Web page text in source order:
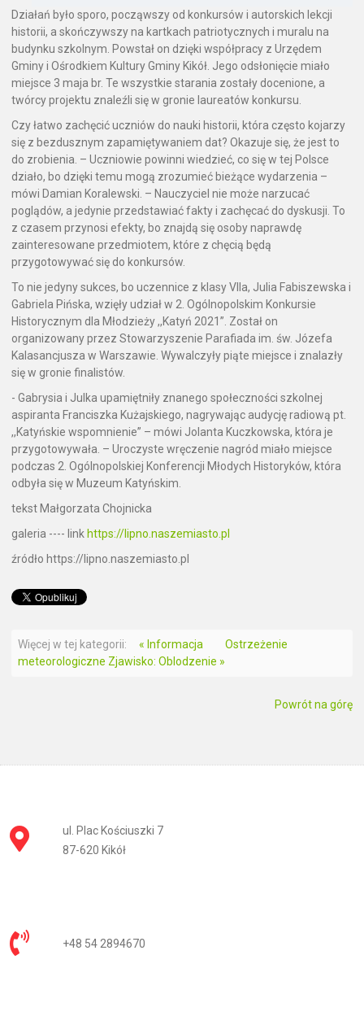
Działań było sporo, począwszy od konkursów i autorskich lekcji
historii, a skończywszy na kartkach patriotycznych i muralu na
budynku szkolnym. Powstał on dzięki współpracy z Urzędem
Gminy i Ośrodkiem Kultury Gminy Kikół. Jego odsłonięcie miało
miejsce 3 maja br. Te wszystkie starania zostały docenione, a
twórcy projektu znaleźli się w gronie laureatów konkursu.
Czy łatwo zachęcić uczniów do nauki historii, która często kojarzy
się z bezdusznym zapamiętywaniem dat? Okazuje się, że jest to
do zrobienia. – Uczniowie powinni wiedzieć, co się w tej Polsce
działo, bo dzięki temu mogą zrozumieć bieżące wydarzenia –
mówi Damian Koralewski. – Nauczyciel nie może narzucać
poglądów, a jedynie przedstawiać fakty i zachęcać do dyskusji. To
z czasem przynosi efekty, bo znajdą się osoby naprawdę
zainteresowane przedmiotem, które z chęcią będą
przygotowywać się do konkursów.
To nie jedyny sukces, bo uczennice z klasy VIIa, Julia Fabiszewska i
Gabriela Pińska, wzięły udział w 2. Ogólnopolskim Konkursie
Historycznym dla Młodzieży ,,Katyń 2021”. Został on
organizowany przez Stowarzyszenie Parafiada im. św. Józefa
Kalasancjusza w Warszawie. Wywalczyły piąte miejsce i znalazły
się w gronie finalistów.
- Gabrysia i Julka upamiętniły znanego społeczności szkolnej
aspiranta Franciszka Kużajskiego, nagrywając audycję radiową pt.
,,Katyńskie wspomnienie” – mówi Jolanta Kuczkowska, która je
przygotowywała. – Uroczyste wręczenie nagród miało miejsce
podczas 2. Ogólnopolskiej Konferencji Młodych Historyków, która
odbyła się w Muzeum Katyńskim.
tekst Małgorzata Chojnicka
galeria ---- link https://lipno.naszemiasto.pl
źródło https://lipno.naszemiasto.pl
Więcej w tej kategorii: « Informacja
Ostrzeżenie
meteorologiczne Zjawisko: Oblodzenie »
Powrót na górę
ul. Plac Kościuszki 7
87-620 Kikół
+48 54 2894670